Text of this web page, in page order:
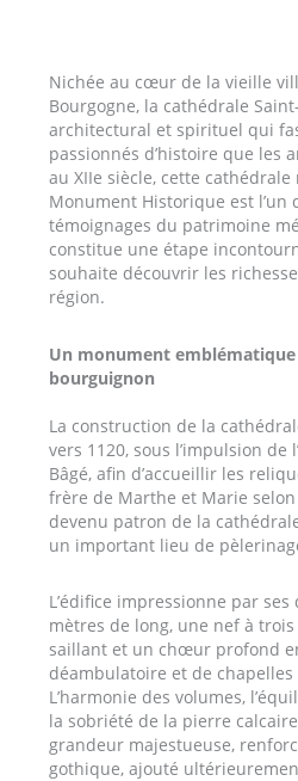
Nichée au cœur de la vieille
Bourgogne, la cathédrale
architectural et spirituel qui
passionnés d’histoire que les
au XIIe siècle, cette cathédrale
Monument Historique est l’un
témoignages du patrimoine
constitue une étape
souhaite découvrir les
région.
Un monument emblématique
bourguignon
La construction de la
vers 1120, sous l’impulsion de
Bâgé, afin d’accueillir les
frère de Marthe et Marie
devenu patron de la
un important lieu de
L’édifice impressionne par
mètres de long, une nef à
saillant et un chœur profond
déambulatoire et de chapelles
L’harmonie des volumes,
la sobriété de la pierre
grandeur majestueuse,
gothique, ajouté